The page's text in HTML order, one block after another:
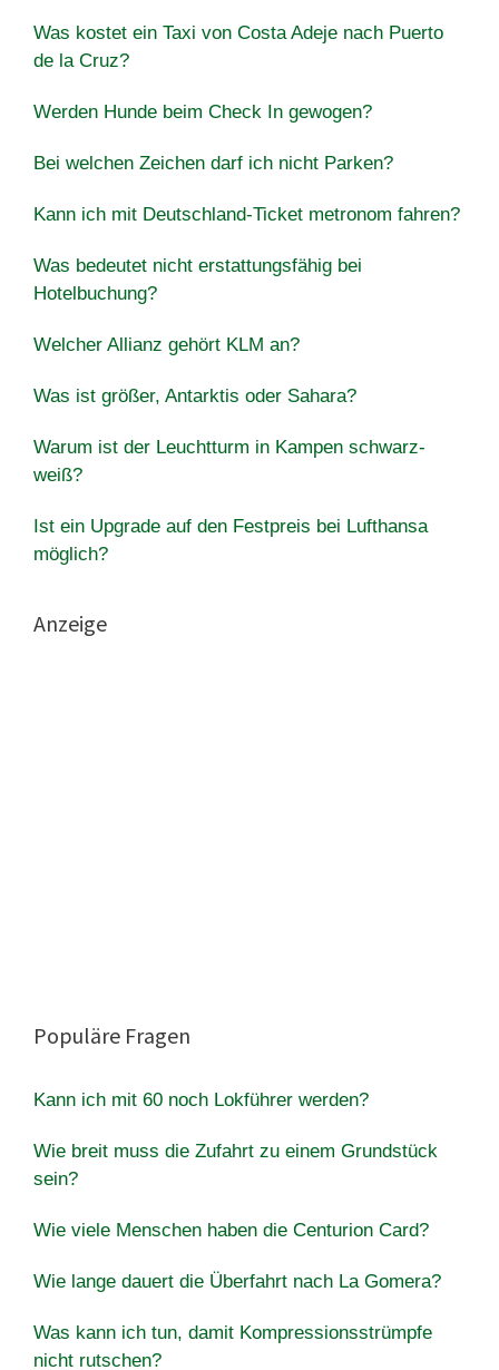
Was kostet ein Taxi von Costa Adeje nach Puerto
de la Cruz?
Werden Hunde beim Check In gewogen?
Bei welchen Zeichen darf ich nicht Parken?
Kann ich mit Deutschland-Ticket metronom fahren?
Was bedeutet nicht erstattungsfähig bei
Hotelbuchung?
Welcher Allianz gehört KLM an?
Was ist größer, Antarktis oder Sahara?
Warum ist der Leuchtturm in Kampen schwarz-
weiß?
Ist ein Upgrade auf den Festpreis bei Lufthansa
möglich?
Anzeige
Populäre Fragen
Kann ich mit 60 noch Lokführer werden?
Wie breit muss die Zufahrt zu einem Grundstück
sein?
Wie viele Menschen haben die Centurion Card?
Wie lange dauert die Überfahrt nach La Gomera?
Was kann ich tun, damit Kompressionsstrümpfe
nicht rutschen?